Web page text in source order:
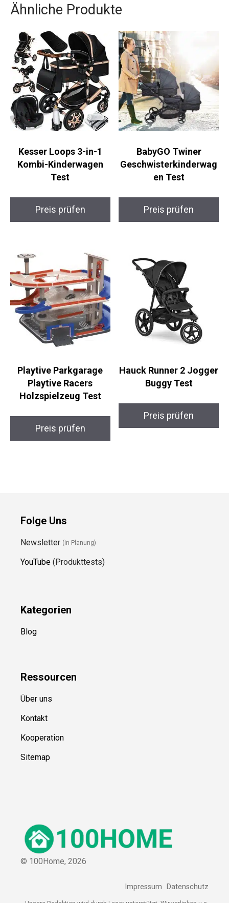
Ähnliche Produkte
Kesser Loops 3-in-1
Kombi-Kinderwagen
Test
Preis prüfen
BabyGO Twiner
Geschwisterkinderwag
en Test
Preis prüfen
Playtive Parkgarage
Playtive Racers
Holzspielzeug Test
Preis prüfen
Hauck Runner 2 Jogger
Buggy Test
Preis prüfen
Folge Uns
Newsletter (in Planung)
YouTube (Produkttests)
Kategorien
Blog
Ressourcen
Über uns
Kontakt
Kooperation
Sitemap
© 100Home, 2026
Impressum Datenschutz